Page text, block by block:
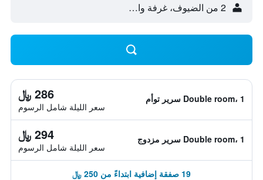
2 من الضيوف، غرفة واحدة
Double room، 1 سرير توأم 286 ﷼
سعر الليلة شامل الرسوم
Double room، 1 سرير مزدوج 294 ﷼
سعر الليلة شامل الرسوم
19 صفقة إضافية ابتداءً من 250 ﷼